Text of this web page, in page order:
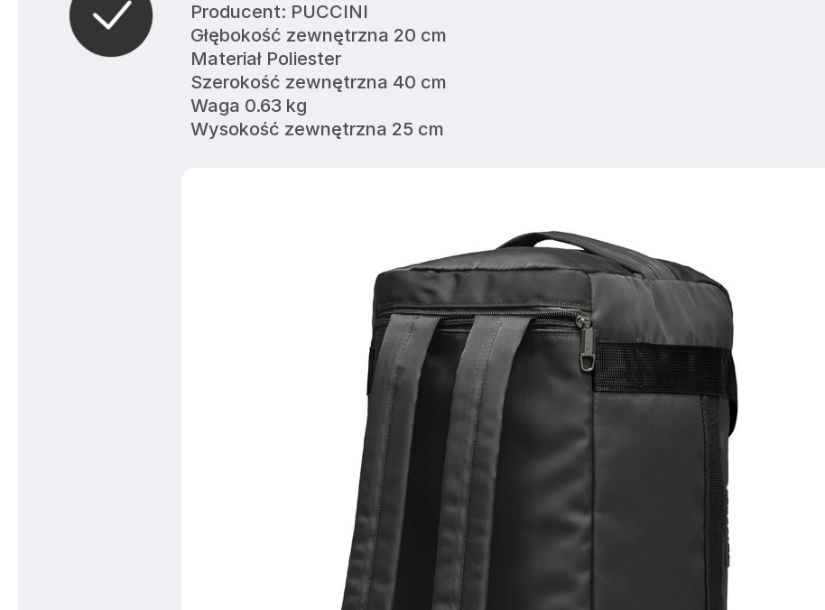
Producent: PUCCINI
Głębokość zewnętrzna 20 cm
Materiał Poliester
Szerokość zewnętrzna 40 cm
Waga 0.63 kg
Wysokość zewnętrzna 25 cm